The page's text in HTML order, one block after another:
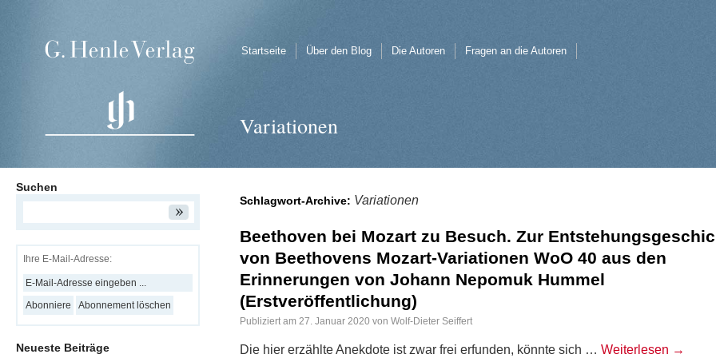
Startseite Über den Blog Die Autoren Fragen an die Autoren
Variationen
Schlagwort-Archive: Variationen
Beethoven bei Mozart zu Besuch. Zur
von Beethovens Mozart-Variationen WoO 40 aus den
Erinnerungen von Johann Nepomuk Hummel
(Erstveröffentlichung)
Publiziert am 27. Januar 2020 von Wolf-Dieter Seiffert
Die hier erzählte Anekdote ist zwar frei erfunden, könnte sich … Weiterlesen →
Suchen
Ihre E-Mail-Adresse:
Neueste Beiträge